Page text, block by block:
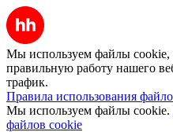
Мы используем файлы cookie,
правильную работу нашего
трафик.
Правила использования
Мы используем файлы cookie.
файлов cookie